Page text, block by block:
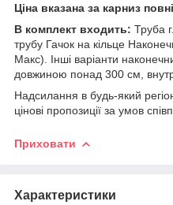
Ціна вказана за карниз
В комплект входить: Труба
трубу Гачок на кільце
Макс). Інші варіанти
довжиною понад 300 см,
Надсилання в будь-який
цінові пропозиції за умов
Приховати
Характеристики